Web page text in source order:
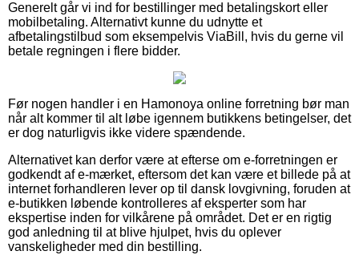
Generelt går vi ind for bestillinger med betalingskort eller
mobilbetaling. Alternativt kunne du udnytte et
afbetalingstilbud som eksempelvis ViaBill, hvis du gerne vil
betale regningen i flere bidder.
Før nogen handler i en Hamonoya online forretning bør man
når alt kommer til alt løbe igennem butikkens betingelser, det
er dog naturligvis ikke videre spændende.
Alternativet kan derfor være at efterse om e-forretningen er
godkendt af e-mærket, eftersom det kan være et billede på at
internet forhandleren lever op til dansk lovgivning, foruden at
e-butikken løbende kontrolleres af eksperter som har
ekspertise inden for vilkårene på området. Det er en rigtig
god anledning til at blive hjulpet, hvis du oplever
vanskeligheder med din bestilling.